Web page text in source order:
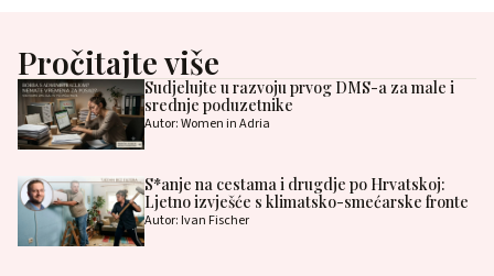
Pročitajte više
Sudjelujte u razvoju prvog DMS-a za male i
srednje poduzetnike
Autor: Women in Adria
S*anje na cestama i drugdje po Hrvatskoj:
Ljetno izvješće s klimatsko-smećarske fronte
Autor: Ivan Fischer